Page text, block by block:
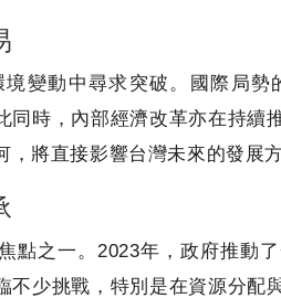
變動中尋求突破。國際局
同時，內部經濟改革亦在持續
將直接影響台灣未來的發展方
點之一。2023年，政府推動
不少挑戰，特別是在資源分配